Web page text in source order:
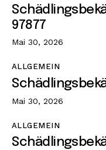
97877
Mai 30, 2026
ALLGEMEIN
Mai 30, 2026
ALLGEMEIN